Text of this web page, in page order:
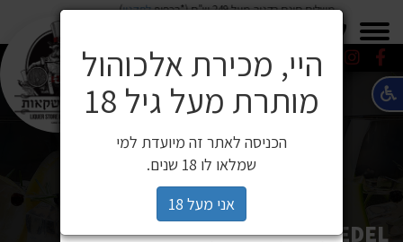
משלוח חינם בקניה מעל 249 ש"ח (*בכפוף לתקנון)
RIEDEL
⚠️ הודעה חשובה ללקוחותינו
לאחרונה זיהינו כי גורם חיצוני העתיק את
בהם שימוש ללא אישור. מדובר באתר שאינו
שייך לחברת שר המשקאות, ואיננו אחראים
היי, מכירת אלכוהול
מותרת מעל גיל 18
הכניסה לאתר זה מיועדת למי
שמלאו לו 18 שנים.
אני מעל 18